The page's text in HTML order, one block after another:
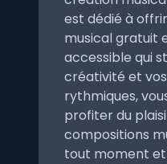
est dédié à
musical gratuit
accessible qui
créativité et
rythmiques,
profiter du
compositions
tout moment et